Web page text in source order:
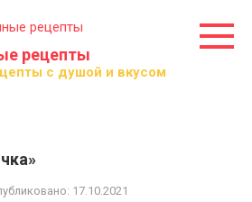
рецепты
с душой и вкусом
17.10.2021